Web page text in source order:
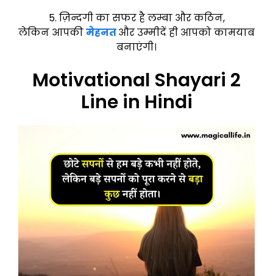
5. ज़िन्दगी का सफर है लम्बा और कठिन,
लेकिन आपकीमेहनतऔर उम्मीदें ही आपको कामयाब
बनाएंगी।
Motivational Shayari 2
Line in Hindi